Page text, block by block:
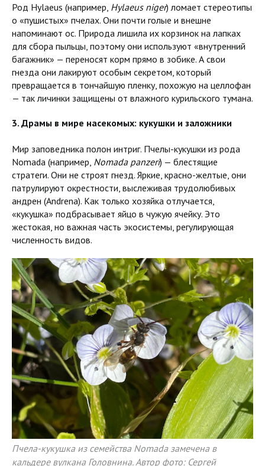
Род Hylaeus (например, Hylaeus niger) ломает стереотипы
о «пушистых» пчелах. Они почти голые и внешне
напоминают ос. Природа лишила их корзинок на лапках
для сбора пыльцы, поэтому они используют «внутренний
багажник» — переносят корм прямо в зобике. А свои
гнезда они лакируют особым секретом, который
превращается в тончайшую пленку, похожую на целлофан
— так личинки защищены от влажного курильского тумана.
3. Драмы в мире насекомых: кукушки и заложники
Мир заповедника полон интриг. Пчелы-кукушки из рода
Nomada (например, Nomada panzeri) — блестящие
стратеги. Они не строят гнезд. Яркие, красно-желтые, они
патрулируют окрестности, выслеживая трудолюбивых
андрен (Andrena). Как только хозяйка отлучается,
«кукушка» подбрасывает яйцо в чужую ячейку. Это
жестокая, но важная часть экосистемы, регулирующая
численность видов.
Пчела-кукушка из семейства Nomada замечена в
кальдере вулкана Головнина. Автор фото: Сергей